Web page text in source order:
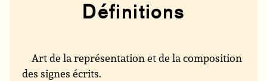
Définitions
Art de la représentation et de la composition
des signes écrits.